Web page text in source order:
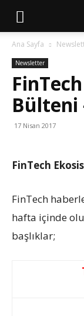
Ana Sayfa
Newsletter
Bülteni
17 Nisan 2017
FinTech
FinTech
hafta içinde
başlıklar;